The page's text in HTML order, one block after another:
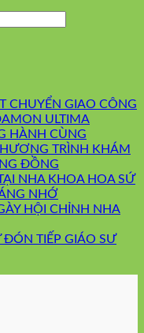
CHUYỂN GIAO CÔNG
ULTIMA
HÀNH CÙNG
TRÌNH KHÁM
ĐỒNG
NHA KHOA HOA SỨ
NHỚ
HỘI CHỈNH NHA
ĐÓN TIẾP GIÁO SƯ